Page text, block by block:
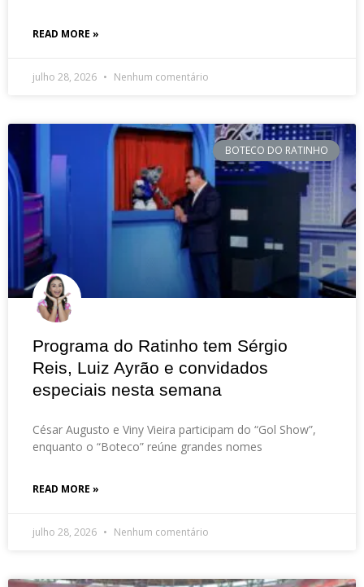
READ MORE »
julho 28, 2026 Nenhum comentário
BOTECO DO RATINHO
Programa do Ratinho tem Sérgio
Reis, Luiz Ayrão e convidados
especiais nesta semana
César Augusto e Viny Vieira participam do “Gol Show”,
enquanto o “Boteco” reúne grandes nomes
READ MORE »
julho 28, 2026 Nenhum comentário